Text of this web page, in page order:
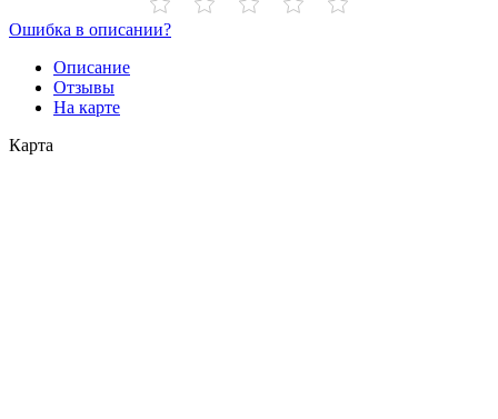
Ошибка в описании?
Описание
Отзывы
На карте
Карта